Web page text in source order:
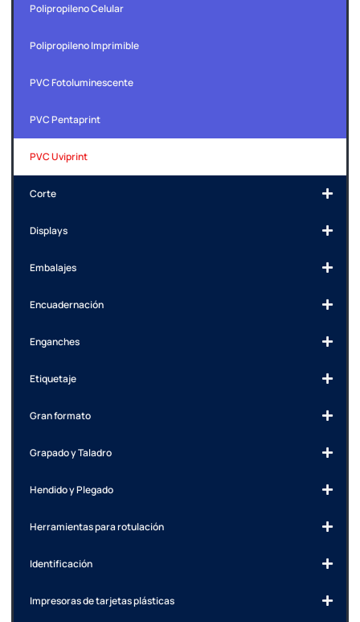
Polipropileno Celular
Polipropileno Imprimible
PVC Fotoluminescente
PVC Pentaprint
PVC Uviprint
Corte
Displays
Embalajes
Encuadernación
Enganches
Etiquetaje
Gran formato
Grapado y Taladro
Hendido y Plegado
Herramientas para rotulación
Identificación
Impresoras de tarjetas plásticas